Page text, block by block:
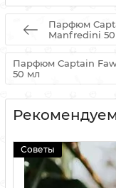
Парфюм
Manfredini
Парфюм Captain
50 мл
Советы